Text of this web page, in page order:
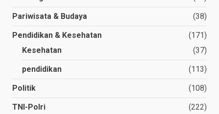
Pariwisata & Budaya (38)
Pendidikan & Kesehatan
(171)
Kesehatan
(37)
pendidikan (113)
Politik (108)
TNI-Polri (222)